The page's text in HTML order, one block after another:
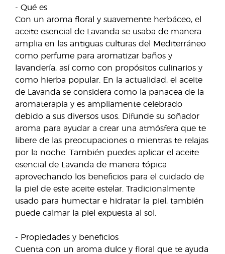
- Qué es
Con un aroma floral y suavemente herbáceo, el
aceite esencial de Lavanda se usaba de manera
amplia en las antiguas culturas del Mediterráneo
como perfume para aromatizar baños y
lavandería, así como con propósitos culinarios y
como hierba popular. En la actualidad, el aceite
de Lavanda se considera como la panacea de la
aromaterapia y es ampliamente celebrado
debido a sus diversos usos. Difunde su soñador
aroma para ayudar a crear una atmósfera que te
libere de las preocupaciones o mientras te relajas
por la noche. También puedes aplicar el aceite
esencial de Lavanda de manera tópica
aprovechando los beneficios para el cuidado de
la piel de este aceite estelar. Tradicionalmente
usado para humectar e hidratar la piel, también
puede calmar la piel expuesta al sol.
- Propiedades y beneficios
Cuenta con un aroma dulce y floral que te ayuda